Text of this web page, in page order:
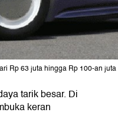
Rp 63 juta hingga Rp 100-an
tarik besar. Di
keran